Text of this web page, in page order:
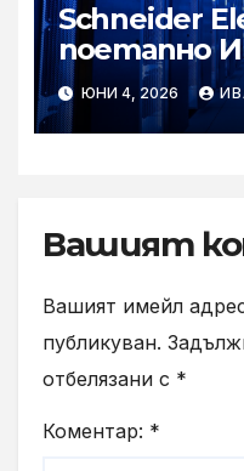
Schneider
поетапно
решения
290 млн.
ЮНИ 4, 2026
Вашият
Вашият имейл
публикуван.
отбелязани с *
Коментар: *